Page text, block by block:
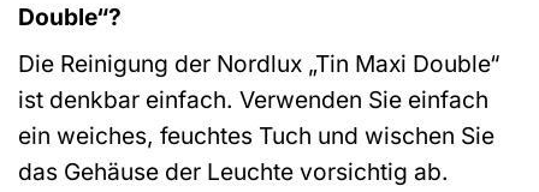
Double“?
Die Reinigung der Nordlux „Tin Maxi Double“
ist denkbar einfach. Verwenden Sie einfach
ein weiches, feuchtes Tuch und wischen Sie
das Gehäuse der Leuchte vorsichtig ab.